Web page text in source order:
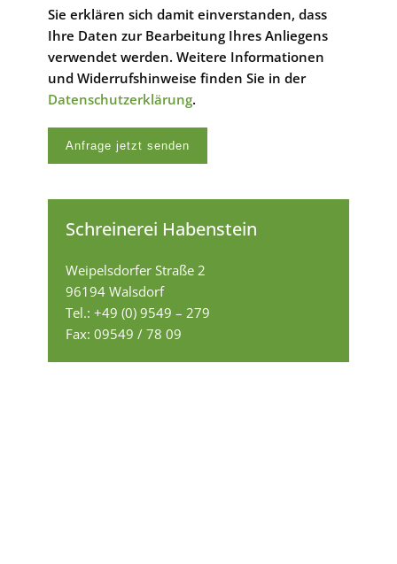
Sie erklären sich damit einverstanden, dass
Ihre Daten zur Bearbeitung Ihres Anliegens
verwendet werden. Weitere Informationen
und Widerrufshinweise finden Sie in der
Datenschutzerklärung.
Schreinerei Habenstein
Weipelsdorfer Straße 2
96194 Walsdorf
Tel.: +49 (0) 9549 – 279
Fax: 09549 / 78 09